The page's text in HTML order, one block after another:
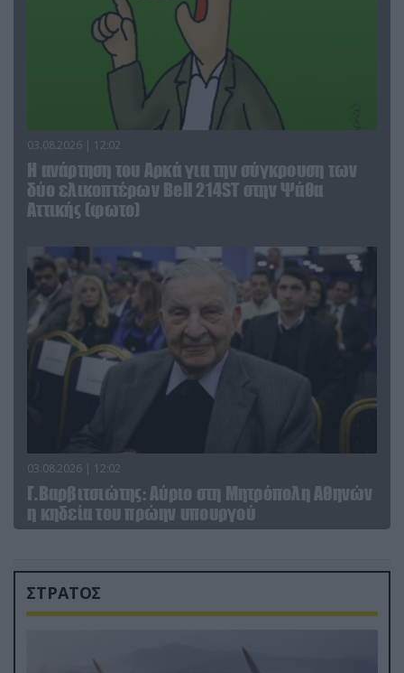
03.08.2026 | 12:02
Η ανάρτηση του Αρκά για την σύγκρουση των
δύο ελικοπτέρων Bell 214ST στην Ψάθα
Αττικής (φωτο)
03.08.2026 | 12:02
Γ.Βαρβιτσιώτης: Aύριο στη Μητρόπολη Αθηνών
η κηδεία του πρώην υπουργού
ΣΤΡΑΤΟΣ